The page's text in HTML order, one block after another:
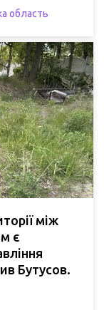
область
між
є
Бутусов.